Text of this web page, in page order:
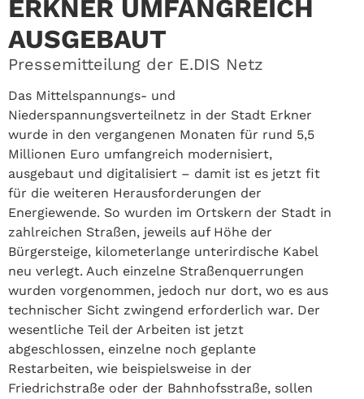
ERKNER UMFANGREICH
AUSGEBAUT
Pressemitteilung der E.DIS Netz
Das Mittelspannungs- und
Niederspannungsverteilnetz in der Stadt Erkner
wurde in den vergangenen Monaten für rund 5,5
Millionen Euro umfangreich modernisiert,
ausgebaut und digitalisiert – damit ist es jetzt fit
für die weiteren Herausforderungen der
Energiewende. So wurden im Ortskern der Stadt in
zahlreichen Straßen, jeweils auf Höhe der
Bürgersteige, kilometerlange unterirdische Kabel
neu verlegt. Auch einzelne Straßenquerrungen
wurden vorgenommen, jedoch nur dort, wo es aus
technischer Sicht zwingend erforderlich war. Der
wesentliche Teil der Arbeiten ist jetzt
abgeschlossen, einzelne noch geplante
Restarbeiten, wie beispielsweise in der
Friedrichstraße oder der Bahnhofsstraße, sollen